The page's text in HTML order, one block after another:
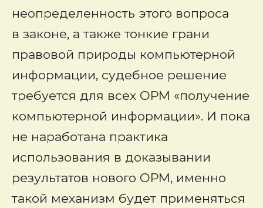
неопределенность этого вопроса
в законе, а также тонкие грани
правовой природы компьютерной
информации, судебное решение
требуется для всех ОРМ «получение
компьютерной информации». И пока
не наработана практика
использования в доказывании
результатов нового ОРМ, именно
такой механизм будет применяться